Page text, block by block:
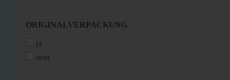
ORIGINALVERPACKUNG
ORIGINALVERPACKUNG
ja
nein